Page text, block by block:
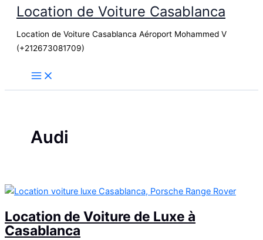
contenu
Location de Voiture Casablanca
Location de Voiture Casablanca Aéroport Mohammed V
(+212673081709)
Audi
Location de Voiture de Luxe à
Casablanca